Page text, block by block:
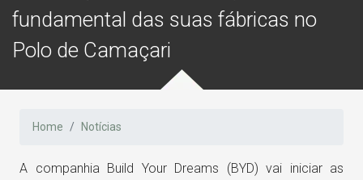
fundamental das suas fábricas no
Polo de Camaçari
Home Notícias
A companhia Build Your Dreams (BYD) vai iniciar as